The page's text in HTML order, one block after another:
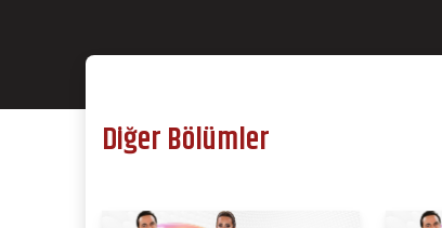
Diğer Bölümler